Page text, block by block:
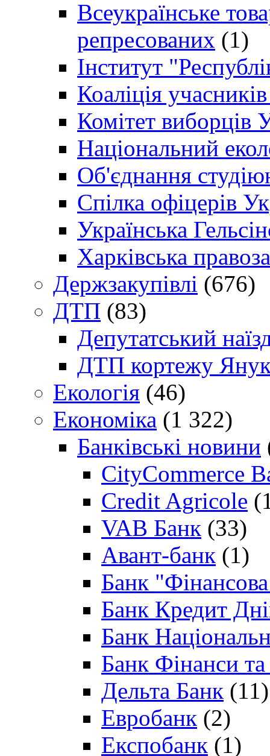
Всеукраїнське
репресованих (1)
Інститут
Коаліція
Комітет виборців
Національний
Об'єднання
Спілка офіцерів
Українська
Харківська
Держзакупівлі (676)
ДТП (83)
Депутатський
ДТП кортежу
Екологія (46)
Економіка (1 322)
Банківські новини
CityCommerce
Credit Agricole
VAB Банк (33)
Авант-банк (1)
Банк "Фінансова
Банк Кредит
Банк
Банк Фінанси
Дельта Банк (11)
Евробанк (2)
Експобанк (1)